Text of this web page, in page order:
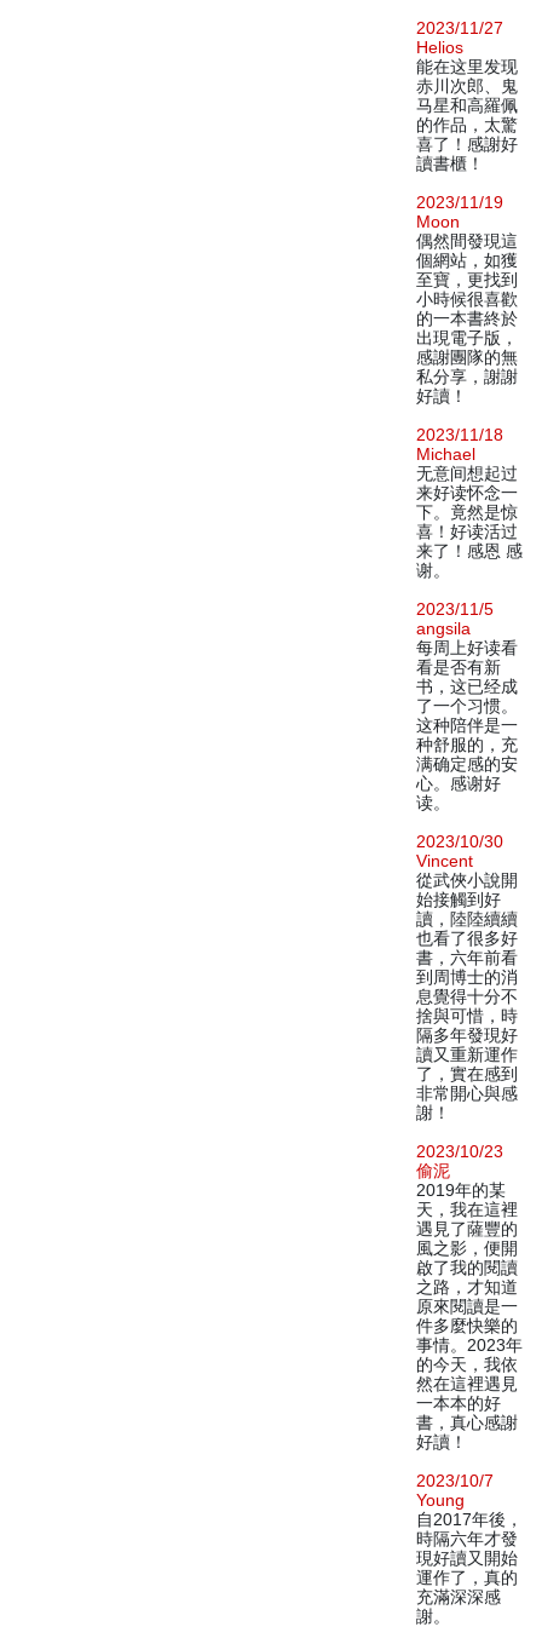
2023/11/27
Helios
能在这里发现
赤川次郎、鬼
马星和高羅佩
的作品，太驚
喜了！感謝好
讀書櫃！
2023/11/19
Moon
偶然間發現這
個網站，如獲
至寶，更找到
小時候很喜歡
的一本書終於
出現電子版，
感謝團隊的無
私分享，謝謝
好讀！
2023/11/18
Michael
无意间想起过
来好读怀念一
下。竟然是惊
喜！好读活过
来了！感恩 感
谢。
2023/11/5
angsila
每周上好读看
看是否有新
书，这已经成
了一个习惯。
这种陪伴是一
种舒服的，充
满确定感的安
心。感谢好
读。
2023/10/30
Vincent
從武俠小說開
始接觸到好
讀，陸陸續續
也看了很多好
書，六年前看
到周博士的消
息覺得十分不
捨與可惜，時
隔多年發現好
讀又重新運作
了，實在感到
非常開心與感
謝！
2023/10/23
偷泥
2019年的某
天，我在這裡
遇見了薩豐的
風之影，便開
啟了我的閱讀
之路，才知道
原來閱讀是一
件多麼快樂的
事情。2023年
的今天，我依
然在這裡遇見
一本本的好
書，真心感謝
好讀！
2023/10/7
Young
自2017年後，
時隔六年才發
現好讀又開始
運作了，真的
充滿深深感
謝。